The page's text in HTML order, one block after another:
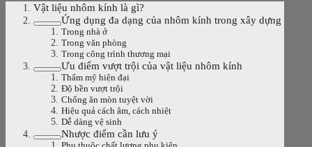
Vật liệu nhôm kính là gì?
Ứng dụng đa dạng của nhôm kính trong xây dựng
Trong nhà ở
Trong văn phòng
Trong công trình thương mại
Ưu điểm vượt trội của vật liệu nhôm kính
Thẩm mỹ hiện đại
Độ bền vượt trội
Chống ăn mòn tuyệt vời
Hiệu quả cách âm, cách nhiệt
Dễ dàng vệ sinh
Nhược điểm cần lưu ý